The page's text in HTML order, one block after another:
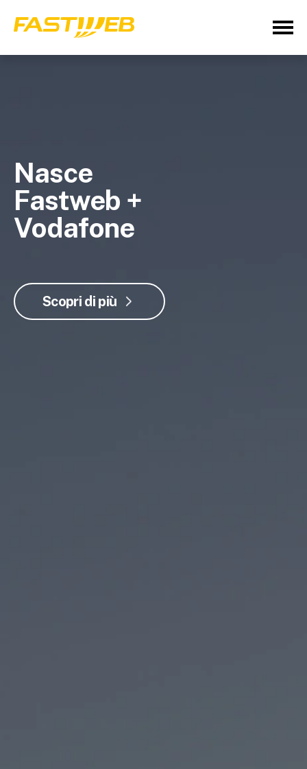
Nasce
Fastweb +
Vodafone
Scopri di più